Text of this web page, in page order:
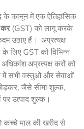
के कानून में एक ऐतिहासिक
(GST) को लागू करके
उठाए हैं।  अप्रत्यक्ष
लिए GST को विभिन्न
अप्रत्यक्ष करों को
में सभी वस्तुओं और सेवाओं
जैसे सीमा शुल्क,
उत्पाद शुल्क।
कच्चे माल की खरीद से